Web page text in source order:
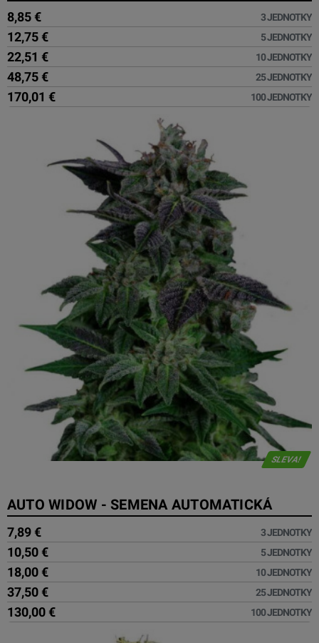
8,85 € 3 JEDNOTKY
12,75 € 5 JEDNOTKY
22,51 € 10 JEDNOTKY
48,75 € 25 JEDNOTKY
170,01 € 100 JEDNOTKY
SLEVA!
AUTO WIDOW - SEMENA AUTOMATICKÁ
7,89 € 3 JEDNOTKY
10,50 € 5 JEDNOTKY
18,00 € 10 JEDNOTKY
37,50 € 25 JEDNOTKY
130,00 € 100 JEDNOTKY